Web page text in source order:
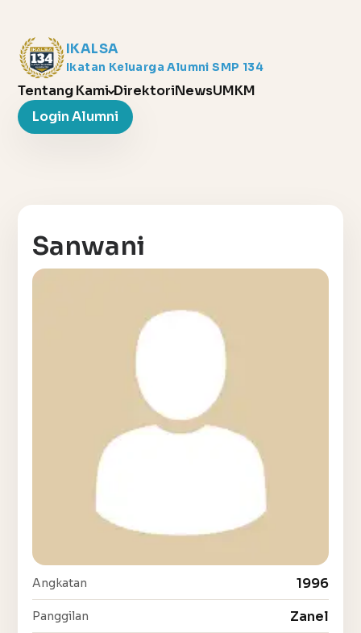
IKALSA
Ikatan Keluarga Alumni SMP 134
Tentang Kami DirektoriNewsUMKM
Login Alumni
Sanwani
Angkatan 1996
Panggilan Zanel